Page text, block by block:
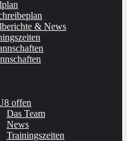
& News
offen
Das Team
News
Trainingszeiten